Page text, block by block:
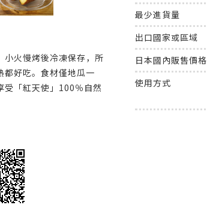
小火慢烤後冷凍保存，所
都好吃。食材僅地瓜一
受「紅天使」100％自然
最少進貨量
出口國家或區域
日本國內販售價格
使用方式